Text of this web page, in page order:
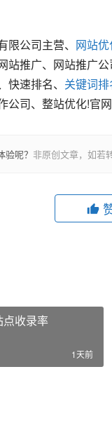
公司主营、 网站
站推广、网站推广
快速排名、 关键词排
公司、整站优化!官
呢？ 非原创文章，如若
收录率
1天前